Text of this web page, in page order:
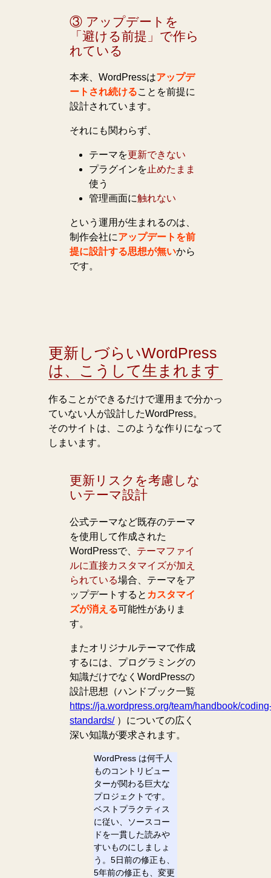
③ アップデートを
「避ける前提」で作ら
れている
本来、WordPressはアップデ
ートされ続けることを前提に
設計されています。
それにも関わらず、
テーマを更新できない
プラグインを 止めたまま
使う
管理画面に触れない
という運用が生まれるのは、
制作会社にアップデートを前
提に設計する思想が無いから
です。
更新しづらいWordPress
は、こうして生まれます
作ることができるだけで運用まで分かっ
ていない人が設計したWordPress。
そのサイトは、このような作りになって
しまいます。
更新リスクを考慮しな
いテーマ設計
公式テーマなど既存のテーマ
を使用して作成された
WordPressで、 テーマファイ
ルに直接カスタマイズが加え
られている場合、テーマをア
ップデートすると カスタマイ
ズが消える可能性がありま
す。
またオリジナルテーマで作成
するには、プログラミングの
知識だけでなくWordPressの
設計思想（ハンドブック一覧
https://ja.wordpress.org/team/handbook/
standards/）についての広く
深い知識が要求されます。
WordPress は何千人
ものコントリビュー
ターが関わる巨大な
プロジェクトです。
ベストプラクティス
に従い、ソースコー
ドを一貫した読みや
すいものにしましょ
う。5日前の修正も、
5年前の修正も、変更